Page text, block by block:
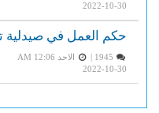
2022-10-30
حكم العمل في
الاحد AM 12:06
2022-10-30